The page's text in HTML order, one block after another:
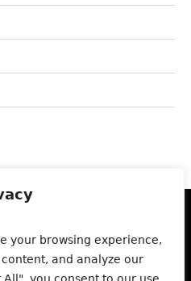
your browsing experience,
and analyze our